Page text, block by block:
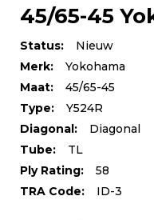
45/65-45
Status:
Nieuw
Merk:
Yokohama
Maat:
45/65-45
Type:
Y524R
Diagonal:
Diagonal
Tube:
TL
Ply Rating:
58
TRA Code:
ID-3